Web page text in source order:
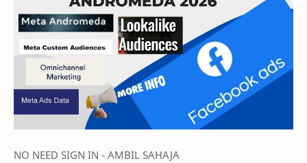
NO NEED SIGN IN - AMBIL SAHAJA